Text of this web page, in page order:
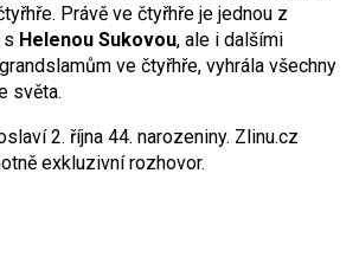
Právě ve čtyřhře je jednou z
s Helenou Sukovou, ale i dalšími
ve čtyřhře, vyhrála všechny
světa.
2. října 44. narozeniny. Zlinu.cz
exkluzivní rozhovor.